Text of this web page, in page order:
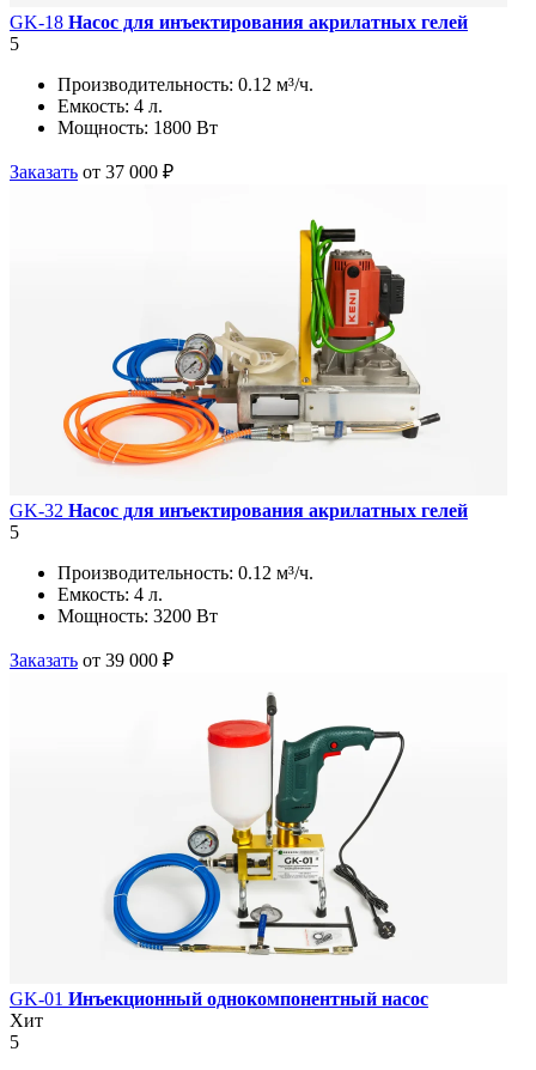
GK-18 Насос для инъектирования акрилатных гелей
5
Производительность: 0.12 м³/ч.
Емкость: 4 л.
Мощность: 1800 Вт
Заказать от 37 000 ₽
GK-32 Насос для инъектирования акрилатных гелей
5
Производительность: 0.12 м³/ч.
Емкость: 4 л.
Мощность: 3200 Вт
Заказать от 39 000 ₽
GK-01 Инъекционный однокомпонентный насос
Хит
5